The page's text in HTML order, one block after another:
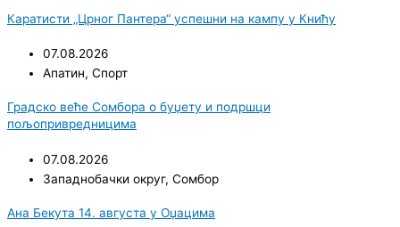
Каратисти „Црног Пантера“ успешни на кампу у Книћу
07.08.2026
Апатин, Спорт
Градско веће Сомбора о буџету и подршци
пољопривредницима
07.08.2026
Западнобачки округ, Сомбор
Ана Бекута 14. августа у Оџацима